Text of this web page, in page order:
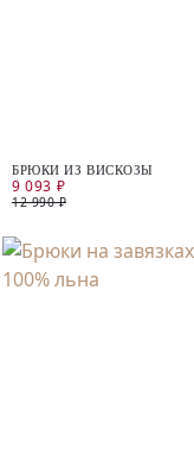
БРЮКИ ИЗ ВИСКОЗЫ
9 093 ₽
12 990 ₽